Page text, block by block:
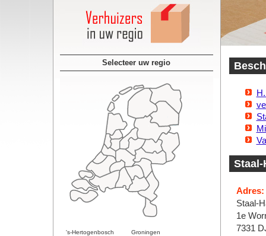
Selecteer uw regio
's-Hertogenbosch
Groningen
Staal-
Adres:
Staal-
1e
7331